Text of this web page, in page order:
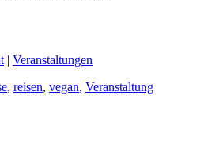
| Veranstaltungen
, reisen, vegan, Veranstaltung